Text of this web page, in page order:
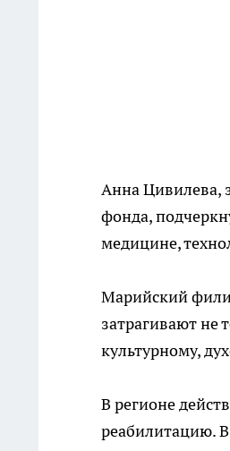
Анна Цивилева,
фонда,
медицине,
Марийский
затрагивают не
культурному,
В регионе
реабилитацию.